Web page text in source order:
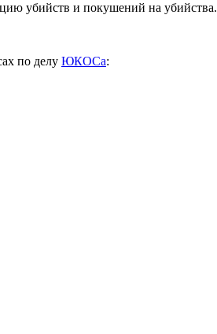
убийств и покушений на убийства.
по делу ЮКОСа: